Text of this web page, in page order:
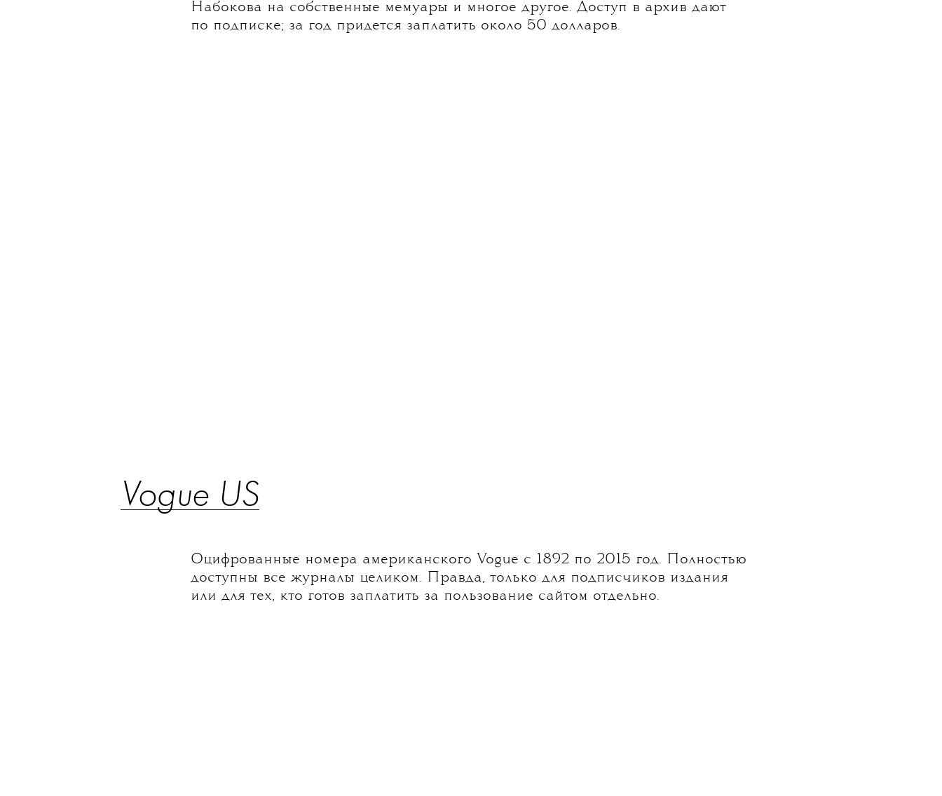
Набокова на собственные мемуары и многое другое. Доступ в архив дают
по подписке; за год придется заплатить около 50 долларов.
Vogue US
Оцифрованные номера американского Vogue c 1892 по 2015 год. Полностью
доступны все журналы целиком. Правда, только для подписчиков издания
или для тех, кто готов заплатить за пользование сайтом отдельно.